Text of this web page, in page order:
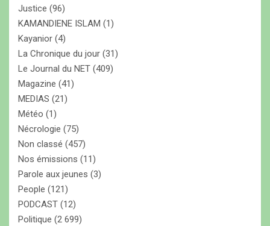
Justice (96)
KAMANDIENE ISLAM (1)
Kayanior (4)
La Chronique du jour (31)
Le Journal du NET (409)
Magazine (41)
MEDIAS (21)
Météo (1)
Nécrologie (75)
Non classé (457)
Nos émissions (11)
Parole aux jeunes (3)
People (121)
PODCAST (12)
Politique (2 699)